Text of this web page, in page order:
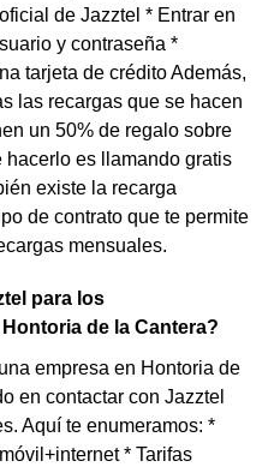
de Jazztel * Entrar en
y contraseña *
tarjeta de crédito Además,
las recargas que se hacen
un 50% de regalo sobre
hacerlo es llamando gratis
existe la recarga
de contrato que te permite
mensuales.
para los
de la Cantera?
empresa en Hontoria de
en contactar con Jazztel
Aquí te enumeramos: *
* Tarifas